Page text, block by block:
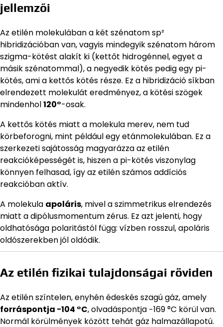
jellemzői
Az etilén molekulában a két szénatom sp²
hibridizációban van, vagyis mindegyik szénatom három
szigma-kötést alakít ki (kettőt hidrogénnel, egyet a
másik szénatommal), a negyedik kötés pedig egy pi-
kötés, ami a kettős kötés része. Ez a hibridizáció síkban
elrendezett molekulát eredményez, a kötési szögek
mindenhol120°-osak.
A kettős kötés miatt a molekula merev, nem tud
körbeforogni, mint például egy etánmolekulában. Ez a
szerkezeti sajátosság magyarázza az etilén
reakcióképességét is, hiszen a pi-kötés viszonylag
könnyen felhasad, így az etilén számos addíciós
reakcióban aktív.
A molekula apoláris, mivel a szimmetrikus elrendezés
miatt a dipólusmomentum zérus. Ez azt jelenti, hogy
oldhatósága polaritástól függ: vízben rosszul, apoláris
oldószerekben jól oldódik.
Az etilén fizikai tulajdonságai röviden
Az etilén színtelen, enyhén édeskés szagú gáz, amely
forráspontja −104 °C, olvadáspontja −169 °C körül van.
Normál körülmények között tehát gáz halmazállapotú.